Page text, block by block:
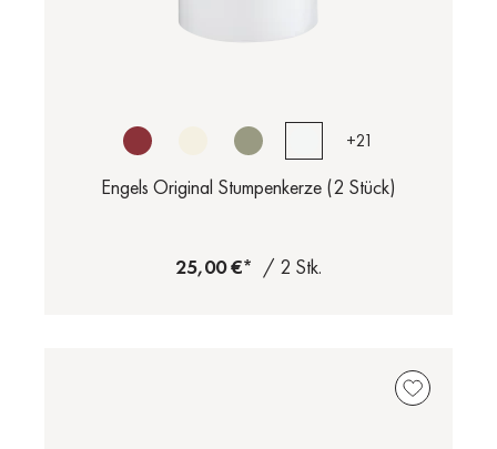
+21
Engels Original Stumpenkerze (2 Stück)
25,00 €* / 2 Stk.